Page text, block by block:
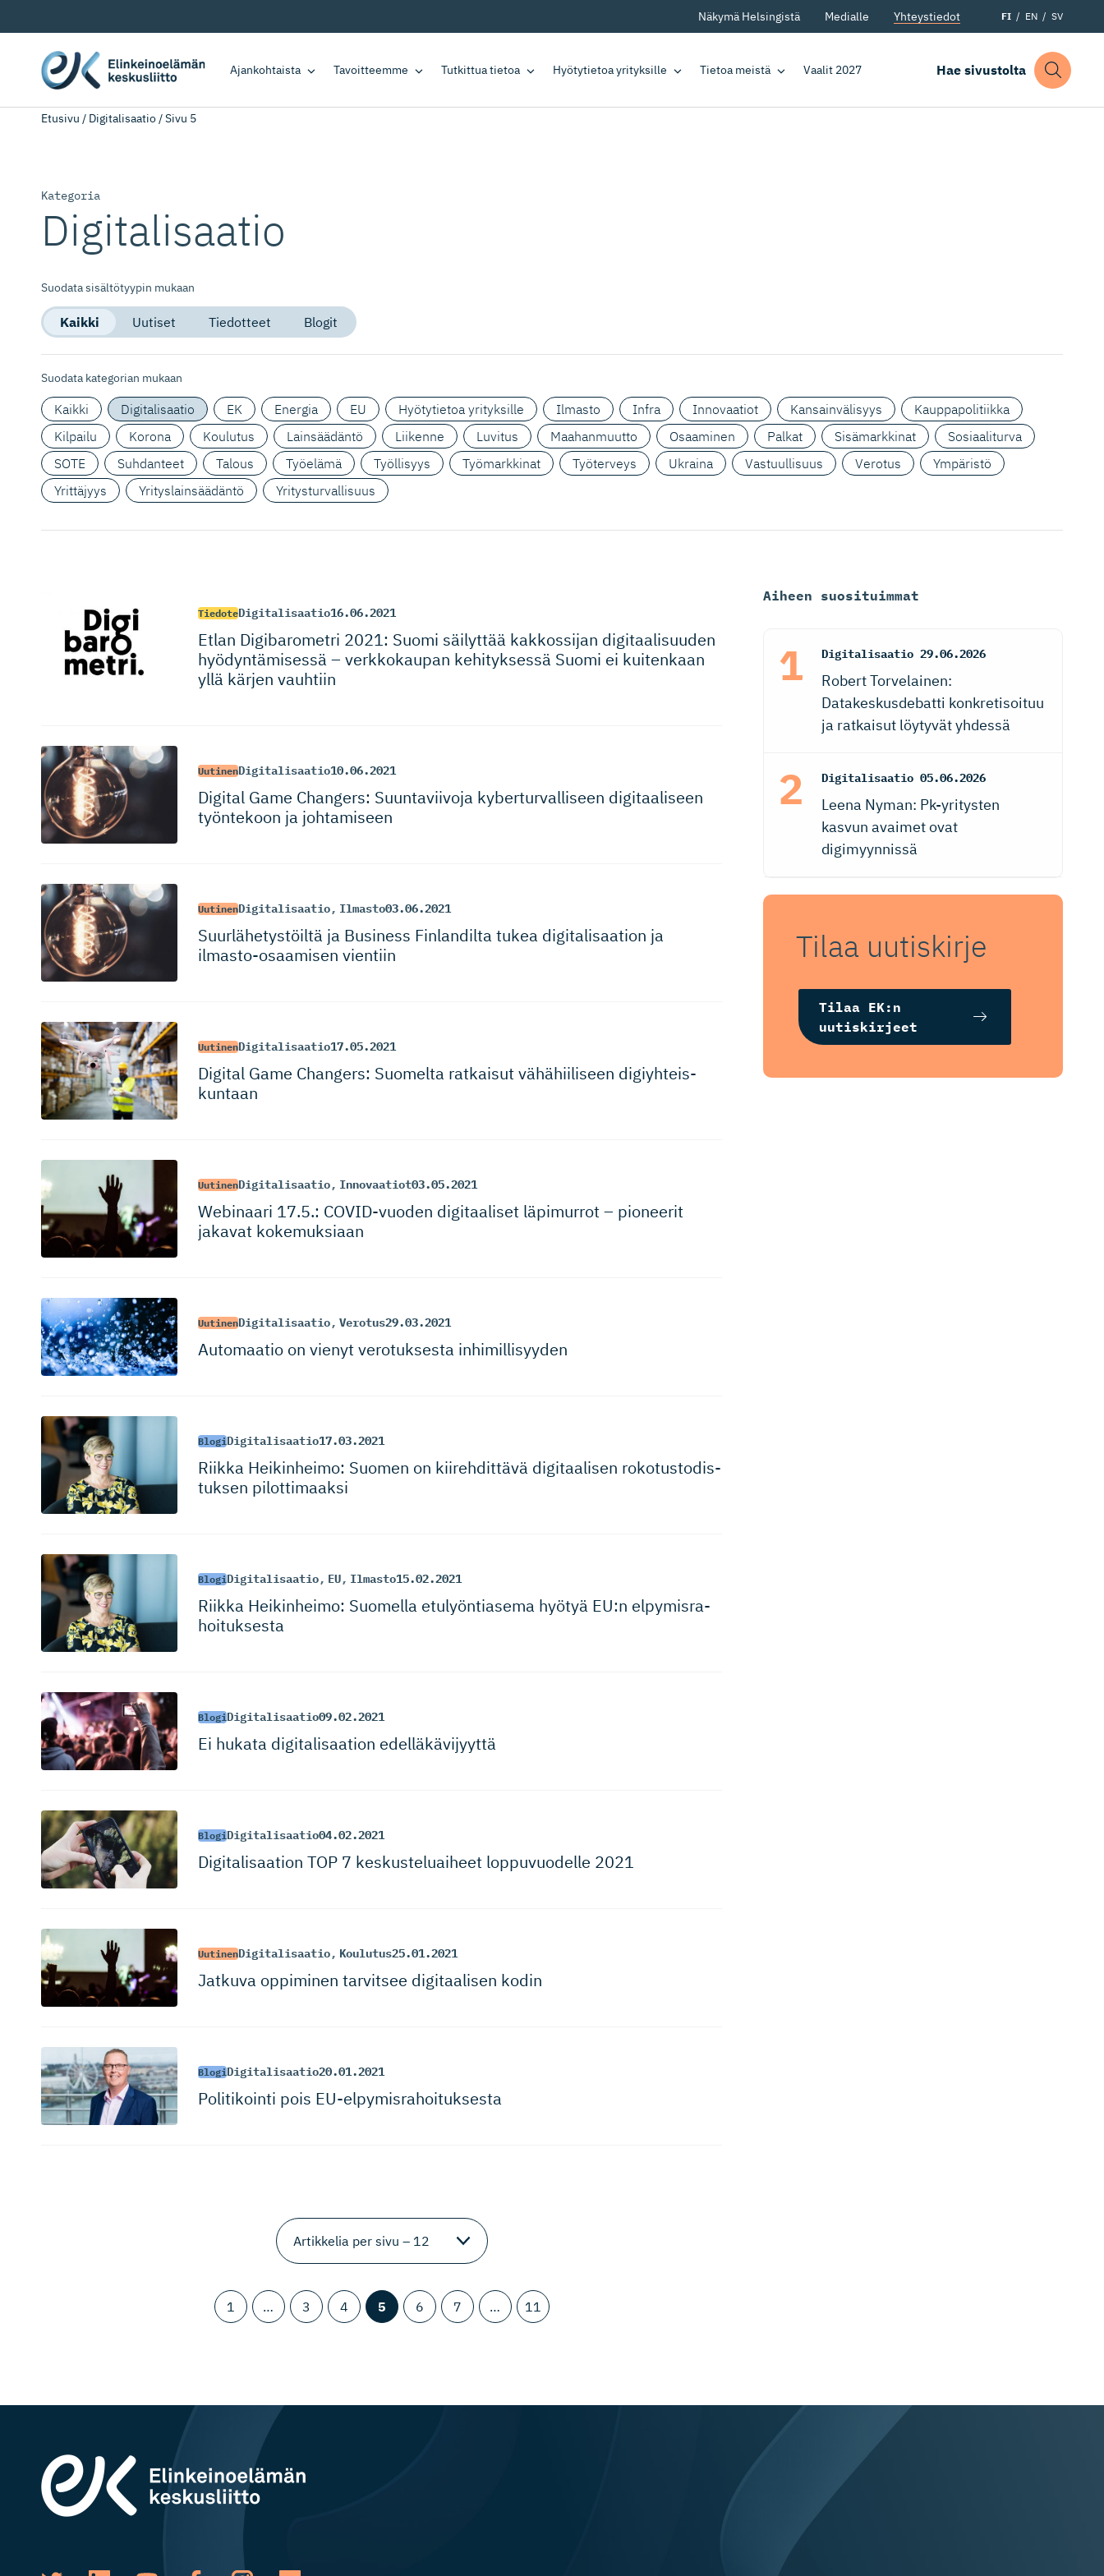
Näkymä Helsingistä Medialle Yhteystiedot FI EN SV
Ajankohtaista Tavoitteemme Tutkittua tietoa Hyötytietoa yrityksille Tietoa meistä Vaalit 2027 Hae sivustolta
Etusivu / Digitalisaatio/Sivu 5
Kategoria
Digitalisaatio
Suodata sisältötyypin mukaan
Kaikki Uutiset Tiedotteet Blogit
Suodata kategorian mukaan
Kaikki Digitalisaatio EK Energia EU Hyötytietoa yrityksille Ilmasto Infra Innovaatiot Kansainvälisyys
Kauppapolitiikka
Kilpailu
Korona Koulutus Lainsäädäntö Liikenne Luvitus Maahanmuutto Osaaminen Palkat Sisämarkkinat
Sosiaaliturva
SOTE
Suhdanteet Talous Työelämä Työllisyys Työmarkkinat Työterveys Ukraina Vastuullisuus Verotus
Ympäristö
Yrittäjyys
Yrityslainsäädäntö Yritysturvallisuus
TiedoteDigitalisaatio16.06.2021
Etlan Digibarometri 2021: Suomi säilyttää kakkossijan digitaali­suuden
hyödyntämisessä – verkkokaupan kehityksessä Suomi ei kuitenkaan
yllä kärjen vauhtiin
UutinenDigitalisaatio10.06.2021
Digital Game Changers: Suuntaviivoja kyberturval­liseen digitaaliseen
työntekoon ja johtamiseen
UutinenDigitalisaatio, Ilmasto03.06.2021
Suurlähetys­töiltä ja Business Finlandilta tukea digitalisaation ja
ilmasto-osaamisen vientiin
UutinenDigitalisaatio17.05.2021
Digital Game Changers: Suomelta ratkaisut vähähiiliseen digiyhteis­
kuntaan
UutinenDigitalisaatio, Innovaatiot03.05.2021
Webinaari 17.5.: COVID-vuoden digitaaliset läpimurrot – pioneerit
jakavat kokemuksiaan
UutinenDigitalisaatio, Verotus29.03.2021
Automaatio on vienyt verotuksesta inhimillisyyden
BlogiDigitalisaatio17.03.2021
Riikka Heikinheimo: Suomen on kiirehdittävä digitaalisen rokotusto­dis­
tuksen pilottimaaksi
BlogiDigitalisaatio, EU, Ilmasto15.02.2021
Riikka Heikinheimo: Suomella etulyöntiasema hyötyä EU:n elpymisra­
hoi­tuksesta
BlogiDigitalisaatio09.02.2021
Ei hukata digitalisaation edelläkävijyyttä
BlogiDigitalisaatio04.02.2021
Digitalisaation TOP 7 keskusteluaiheet loppuvuodelle 2021
UutinenDigitalisaatio, Koulutus25.01.2021
Jatkuva oppiminen tarvitsee digitaalisen kodin
BlogiDigitalisaatio20.01.2021
Politikointi pois EU-elpymis­ra­hoi­tuksesta
1 … 3 4 5 6 7 … 11
Aiheen suosituimmat
Digitalisaatio 29.06.2026
Robert Torvelainen:
Datakeskusdebatti konkretisoituu
ja ratkaisut löytyvät yhdessä
Digitalisaatio 05.06.2026
Leena Nyman: Pk-yritysten
kasvun avaimet ovat
digimyynnissä
Tilaa uutiskirje
Tilaa EK:n
uutiskirjeet